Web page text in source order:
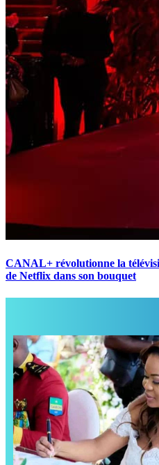
CANAL+ révolutionne la
de Netflix dans son bouquet